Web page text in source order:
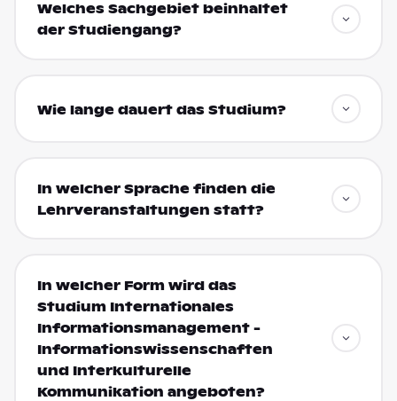
Welches Sachgebiet beinhaltet
der Studiengang?
Wie lange dauert das Studium?
In welcher Sprache finden die
Lehrveranstaltungen statt?
In welcher Form wird das
Studium Internationales
Informationsmanagement -
Informationswissenschaften
und Interkulturelle
Kommunikation angeboten?